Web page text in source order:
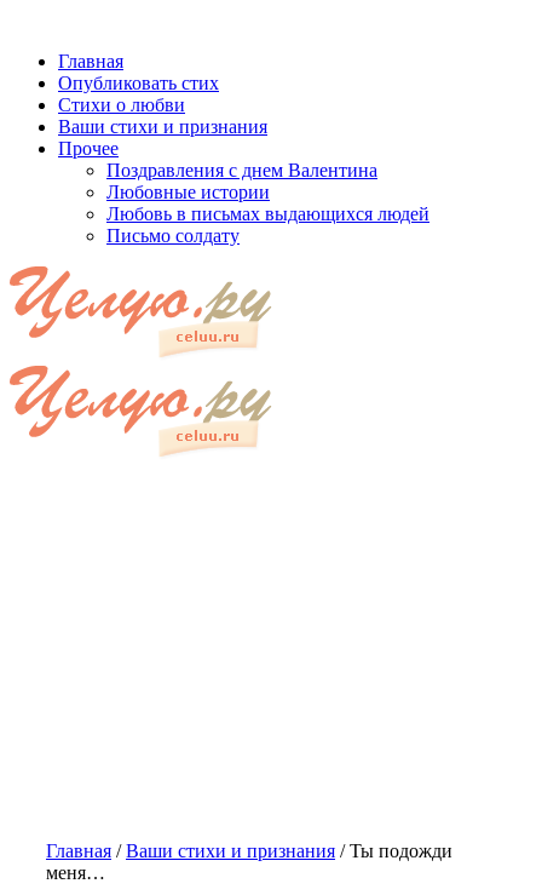
Главная
Опубликовать стих
Стихи о любви
Ваши стихи и признания
Прочее
Поздравления с днем Валентина
Любовные истории
Любовь в письмах выдающихся людей
Письмо солдату
Главная /Ваши стихи и признания /Ты подожди
меня…